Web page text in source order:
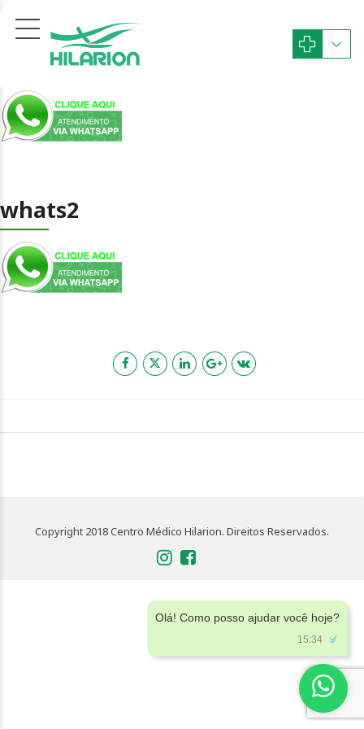
Olá! Como posso ajudar você hoje?
15:34
whats2
Copyright 2018 Centro Médico Hilarion. Direitos Reservados.